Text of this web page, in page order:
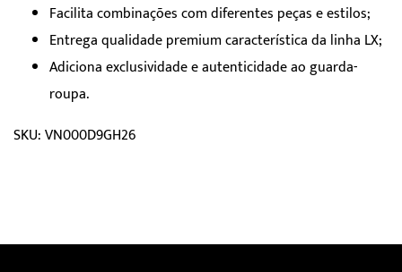
Facilita combinações com diferentes peças e estilos;
Entrega qualidade premium característica da linha LX;
Adiciona exclusividade e autenticidade ao guarda-
roupa.
SKU: VN000D9GH26